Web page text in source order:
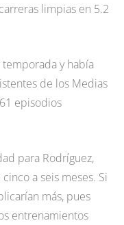
limpias en 5.2
y había
de los Medias
episodios
para Rodríguez,
a seis meses. Si
más, pues
entrenamientos